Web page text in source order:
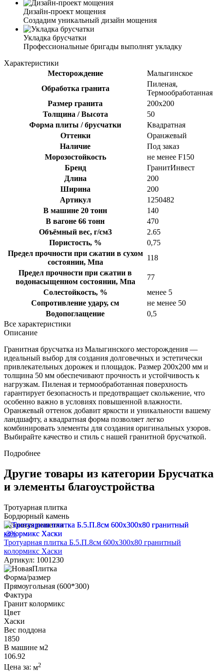
Дизайн-проект мощения
Создадим уникальный дизайн мощения
Укладка брусчатки
Профессиональные бригады выполнят укладку
Характеристики
Месторождение
Малыгинское
Обработка гранита
Пиленая,
Термообработанная
Размер гранита
200х200
Толщина / Высота
50
Форма плиты / брусчатки
Квадратная
Оттенки
Оранжевый
Наличие
Под заказ
Морозостойкость
не менее F150
Бренд
ГранитИнвест
Длина
200
Ширина
200
Артикул
1250482
В машине 20 тонн
140
В вагоне 66 тонн
470
Объёмный вес, г/см3
2.65
Пористость, %
0,75
Предел прочности при сжатии в сухом
состоянии, Мпа
118
Предел прочности при сжатии в
водонасыщенном состоянии, Мпа
77
Солестойкость, %
менее 5
Сопротивление удару, см
не менее 50
Водопоглащение
0,5
Все характеристики
Описание
Гранитная брусчатка из Малыгинского месторождения —
идеальный выбор для создания долговечных и эстетически
привлекательных дорожек и площадок. Размер 200х200 мм и
толщина 50 мм обеспечивают прочность и устойчивость к
нагрузкам. Пиленая и термообработанная поверхность
гарантирует безопасность и предотвращает скольжение, что
особенно важно в условиях повышенной влажности.
Оранжевый оттенок добавит яркости и уникальности вашему
ландшафту, а квадратная форма позволяет легко
комбинировать элементы для создания оригинальных узоров.
Выбирайте качество и стиль с нашей гранитной брусчаткой.
Подробнее
Другие товары из категории Брусчатка
и элементы благоустройства
Тротуарная плитка
Бордюрный камень
Газонная решетка
-3%
Тротуарная плитка Б.5.П.8см 600х300х80 гранитный
колормикс Хаски
Артикул: 1001230
Форма/размер
Прямоугольная (600*300)
Фактура
Гранит колормикс
Цвет
Хаски
Вес поддона
1850
В машине м2
106.92
Цена за: м2